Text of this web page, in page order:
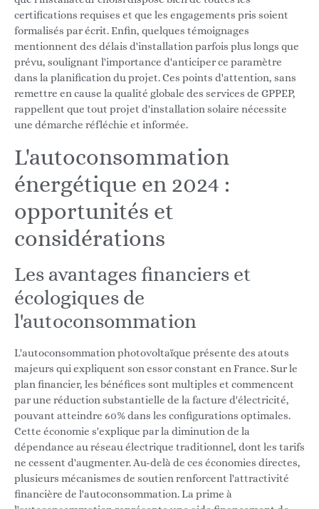
certifications requises et que les engagements pris soient
formalisés par écrit. Enfin, quelques témoignages
mentionnent des délais d'installation parfois plus longs que
prévu, soulignant l'importance d'anticiper ce paramètre
dans la planification du projet. Ces points d'attention, sans
remettre en cause la qualité globale des services de GPPEP,
rappellent que tout projet d'installation solaire nécessite
une démarche réfléchie et informée.
L'autoconsommation
énergétique en 2024 :
opportunités et
considérations
Les avantages financiers et
écologiques de
l'autoconsommation
L'autoconsommation photovoltaïque présente des atouts
majeurs qui expliquent son essor constant en France. Sur le
plan financier, les bénéfices sont multiples et commencent
par une réduction substantielle de la facture d'électricité,
pouvant atteindre 60% dans les configurations optimales.
Cette économie s'explique par la diminution de la
dépendance au réseau électrique traditionnel, dont les tarifs
ne cessent d'augmenter. Au-delà de ces économies directes,
plusieurs mécanismes de soutien renforcent l'attractivité
financière de l'autoconsommation. La prime à